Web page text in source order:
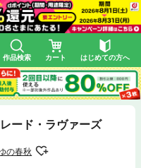
作品検索 カート はじめての方へ
ード・ラヴァーズ
の春秋